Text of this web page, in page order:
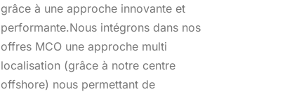
grâce à une approche innovante et
performante.​ Nous intégrons dans nos
offres MCO une approche multi
localisation (grâce à notre centre
offshore) nous permettant de